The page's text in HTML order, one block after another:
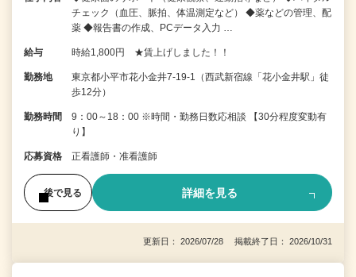
チェック（血圧、脈拍、体温測定など） ◆薬などの管理、配
薬 ◆報告書の作成、PCデータ入力 …
給与 時給1,800円 ★賃上げしました！！
勤務地
東京都小平市花小金井7‐19‐1（西武新宿線「花小金井駅」徒
歩12分）
勤務時間
9：00～18：00 ※時間・勤務日数応相談 【30分程度変動有
り】
応募資格 正看護師・准看護師
後で見る 詳細を見る
更新日： 2026/07/28 掲載終了日： 2026/10/31